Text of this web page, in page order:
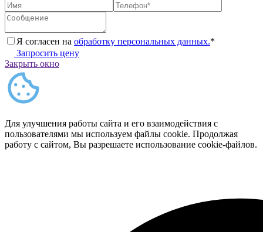
Я согласен на обработку персональных данных.*
Запросить цену
Закрыть окно
Для улучшения работы сайта и его взаимодействия с
пользователями мы используем файлы cookie. Продолжая
работу с сайтом, Вы разрешаете использование cookie-файлов.